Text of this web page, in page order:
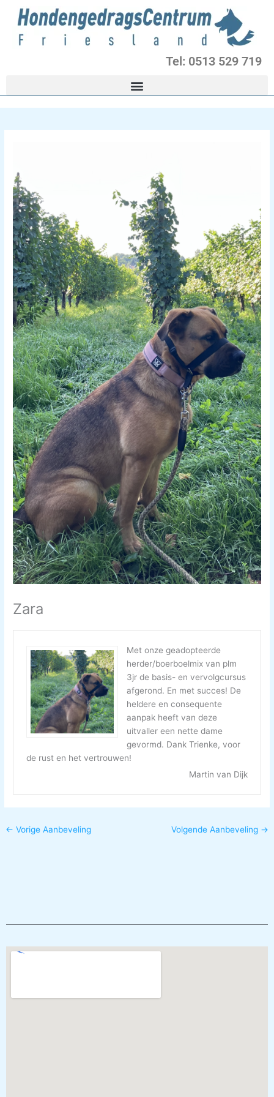
inhoud
Tel: 0513 529 719
Zara
Met onze geadopteerde
herder/boerboelmix van plm
3jr de basis- en vervolgcursus
afgerond. En met succes! De
heldere en consequente
aanpak heeft van deze
uitvaller een nette dame
gevormd. Dank Trienke, voor
de rust en het vertrouwen!
Martin van Dijk
← Vorige Aanbeveling Volgende Aanbeveling →